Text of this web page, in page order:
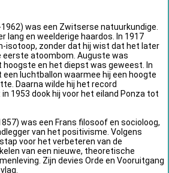
was een Zwitserse natuurkundige.
lang en weelderige haardos. In 1917
isotoop, zonder dat hij wist dat het later
eerste atoombom. Auguste was
hoogste en het diepst was geweest. In
een luchtballon waarmee hij een hoogte
Daarna wilde hij het record
1953 dook hij voor het eiland Ponza tot
was een Frans filosoof en socioloog,
van het positivisme. Volgens
voor het verbeteren van de
van een nieuwe, theoretische
Zijn devies Orde en Vooruitgang